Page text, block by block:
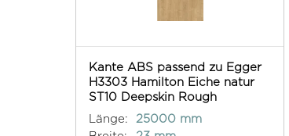
Kante ABS passend zu Egger
H3303 Hamilton Eiche natur
ST10 Deepskin Rough
Länge:
25000 mm